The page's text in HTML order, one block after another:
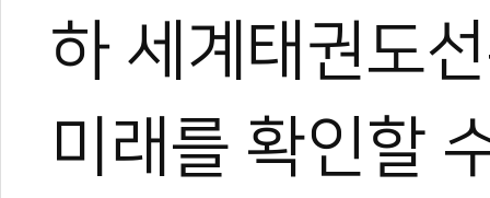
하 세계태권도
미래를 확인할